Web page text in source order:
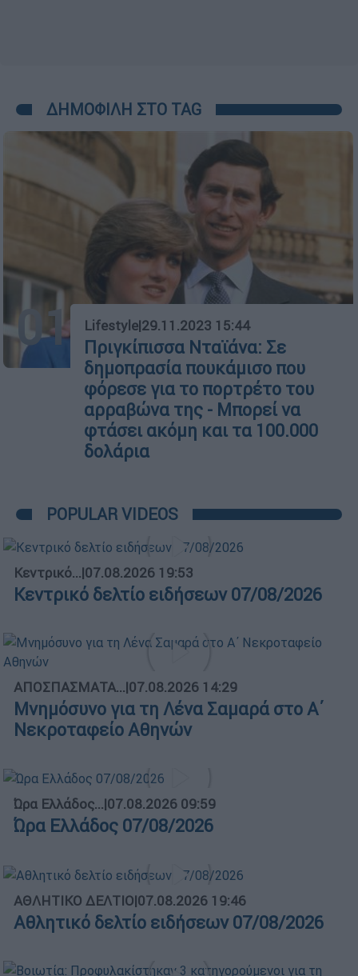
ΔΗΜΟΦΙΛΗ ΣΤΟ TAG
01 Lifestyle|29.11.2023 15:44
Πριγκίπισσα Νταϊάνα: Σε
δημοπρασία πουκάμισο που
φόρεσε για το πορτρέτο του
αρραβώνα της - Μπορεί να
φτάσει ακόμη και τα 100.000
δολάρια
POPULAR VIDEOS
Κεντρικό...|07.08.2026 19:53
Κεντρικό δελτίο ειδήσεων 07/08/2026
ΑΠΟΣΠΑΣΜΑΤΑ...|07.08.2026 14:29
Μνημόσυνο για τη Λένα Σαμαρά στο Α΄
Νεκροταφείο Αθηνών
Ώρα Ελλάδος...|07.08.2026 09:59
Ώρα Ελλάδος 07/08/2026
ΑΘΛΗΤΙΚΟ ΔΕΛΤΙΟ|07.08.2026 19:46
Αθλητικό δελτίο ειδήσεων 07/08/2026